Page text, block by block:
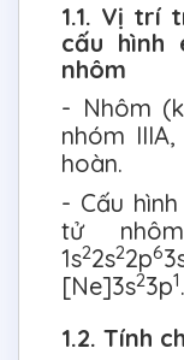
1.1. Vị trí
cấu hình
nhôm
- Nhôm
nhóm
hoàn.
- Cấu
tử
1s22s22p6
[Ne]3s23p1.
1.2. Tính